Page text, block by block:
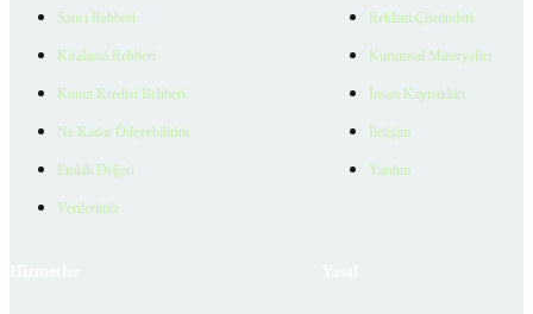
Satıcı Rehberi
Kiralama Rehberi
Konut Kredisi Rehberi
Ne Kadar Ödeyebilirim
Emlak Değeri
Verilerimiz
Reklam Çözümleri
Kurumsal Materyaller
İnsan Kaynakları
İletişim
Yardım